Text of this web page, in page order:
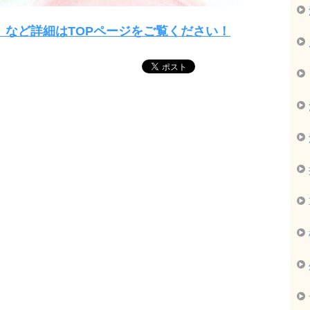
ど詳細はTOPページをご覧ください！